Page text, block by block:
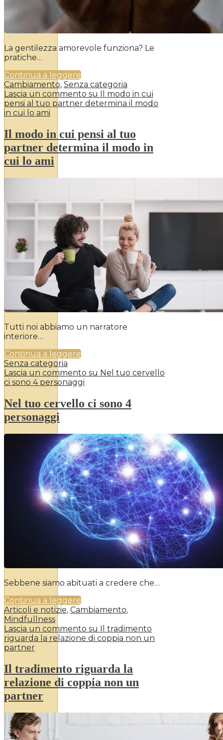
La gentilezza amorevole funziona? Le
pratiche…
Continua a leggere
Cambiamento, Senza categoria
Lascia un commento su Il modo in cui
pensi al tuo partner determina il modo
in cui lo ami
Il modo in cui pensi al tuo
partner determina il modo in
cui lo ami
Tutti noi abbiamo un narratore
interiore…
Continua a leggere
Senza categoria
Lascia un commento su Nel tuo cervello
ci sono 4 personaggi
Nel tuo cervello ci sono 4
personaggi
Sebbene siamo abituati a credere che…
Continua a leggere
Articoli e notizie, Cambiamento,
Mindfullness
Lascia un commento su Il tradimento
riguarda la relazione di coppia non un
partner
Il tradimento riguarda la
relazione di coppia non un
partner